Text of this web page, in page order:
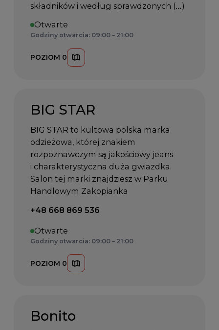
składników i według sprawdzonych (…)
Otwarte
Godziny otwarcia: 09:00 – 21:00
POZIOM 0
BIG STAR
BIG STAR to kultowa polska marka
odzieżowa, której znakiem
rozpoznawczym są jakościowy jeans
i charakterystyczna duża gwiazdka.
Salon tej marki znajdziesz w Parku
Handlowym Zakopianka
Telefon kontaktowy:
+48 668 869 536
Otwarte
Godziny otwarcia: 09:00 – 21:00
POZIOM 0
Bonito